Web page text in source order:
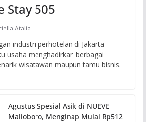
Stay 505
Atalia
industri perhotelan di Jakarta
usaha menghadirkan berbagai
wisatawan maupun tamu bisnis.
Agustus Spesial Asik di NUEVE
Malioboro, Menginap Mulai Rp512